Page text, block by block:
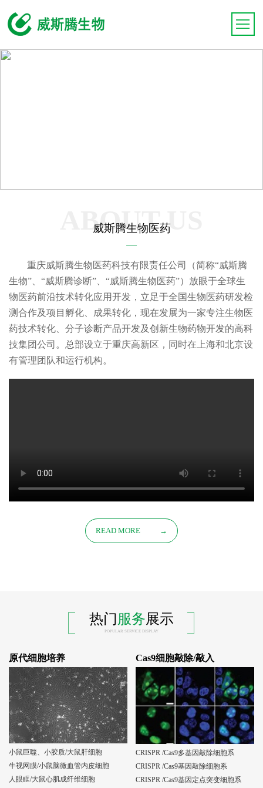
威斯腾生物医药
ABOUT US
重庆威斯腾生物医药科技有限责任公司（简称“威斯腾
生物”、“威斯腾诊断”、“威斯腾生物医药”）放眼于全球生
物医药前沿技术转化应用开发，立足于全国生物医药研发检
测合作及项目孵化、成果转化，现在发展为一家专注生物医
药技术转化、分子诊断产品开发及创新生物药物开发的高科
技集团公司。总部设立于重庆高新区，同时在上海和北京设
有管理团队和运行机构。
READ MORE →
热门服务展示
POPULAR SERVICE DISPLAY
原代细胞培养
小鼠巨噬、小胶质/大鼠肝细胞
牛视网膜/小鼠脑微血管内皮细胞
人眼眶/大鼠心肌成纤维细胞
Cas9细胞敲除/敲入
CRISPR /Cas9多基因敲除细胞系
CRISPR /Cas9基因敲除细胞系
CRISPR /Cas9基因定点突变细胞系